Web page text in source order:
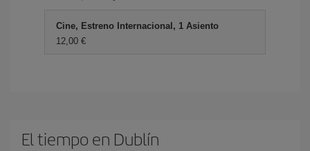
Cine, Estreno Internacional, 1 Asiento
12,00 €
El tiempo en Dublín